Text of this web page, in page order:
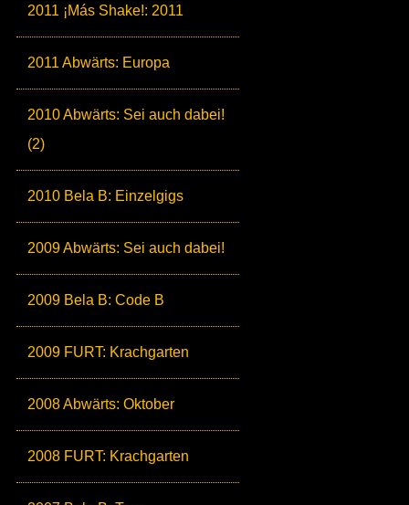
2011 ¡Más Shake!: 2011
2011 Abwärts: Europa
2010 Abwärts: Sei auch dabei!
(2)
2010 Bela B: Einzelgigs
2009 Abwärts: Sei auch dabei!
2009 Bela B: Code B
2009 FURT: Krachgarten
2008 Abwärts: Oktober
2008 FURT: Krachgarten